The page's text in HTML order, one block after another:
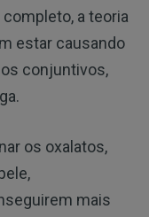
a teoria
estar causando
conjuntivos,
os oxalatos,
mais